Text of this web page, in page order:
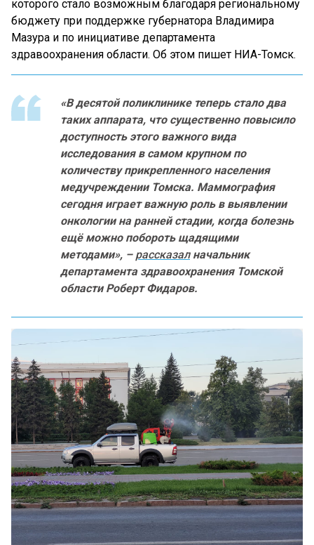
которого стало возможным благодаря региональному
бюджету при поддержке губернатора Владимира
Мазура и по инициативе департамента
здравоохранения области. Об этом пишет НИА-Томск.
«В десятой поликлинике теперь стало два
таких аппарата, что существенно повысило
доступность этого важного вида
исследования в самом крупном по
количеству прикрепленного населения
медучреждении Томска. Маммография
сегодня играет важную роль в выявлении
онкологии на ранней стадии, когда болезнь
ещё можно побороть щадящими
методами», – рассказалначальник
департамента здравоохранения Томской
области Роберт Фидаров.